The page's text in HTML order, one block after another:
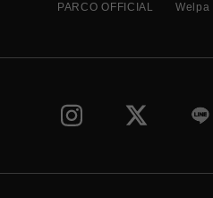
PARCO OFFICIAL Welpa